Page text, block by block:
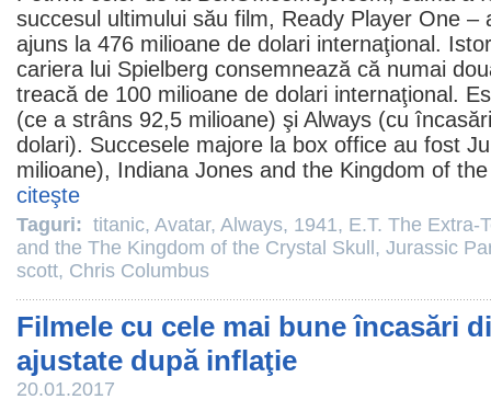
succesul ultimului său film, Ready Player One –
ajuns la 476 milioane de dolari internaţional.
cariera lui Spielberg consemnează că numai
treacă de 100 milioane de dolari internaţional.
(ce a strâns 92,5 milioane) şi Always (cu
dolari). Succesele majore la box office au fost
milioane), Indiana Jones and the Kingdom of
citeşte
Taguri: titanic, Avatar, Always, 1941, E.T. The Extra-
and the The Kingdom of the Crystal Skull , Jurassic
scott, Chris Columbus
Filmele cu cele mai bune încasări
ajustate după inflaţie
20.01.2017